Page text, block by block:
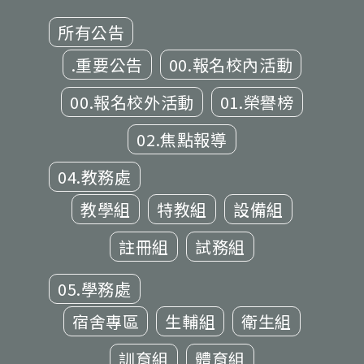
所有公告
.重要公告
00.報名校內活動
00.報名校外活動
01.榮譽榜
02.焦點報導
04.教務處
教學組
特教組
設備組
註冊組
試務組
05.學務處
宿舍專區
生輔組
衛生組
訓育組
體育組